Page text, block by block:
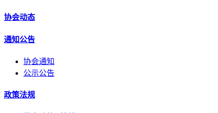
协会动态
通知公告
协会通知
公示公告
政策法规